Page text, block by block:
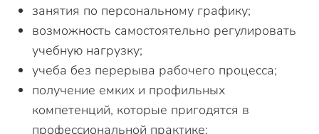
занятия по персональному графику;
возможность самостоятельно регулировать
учебную нагрузку;
учеба без перерыва рабочего процесса;
получение емких и профильных
компетенций, которые пригодятся в
профессиональной практике;